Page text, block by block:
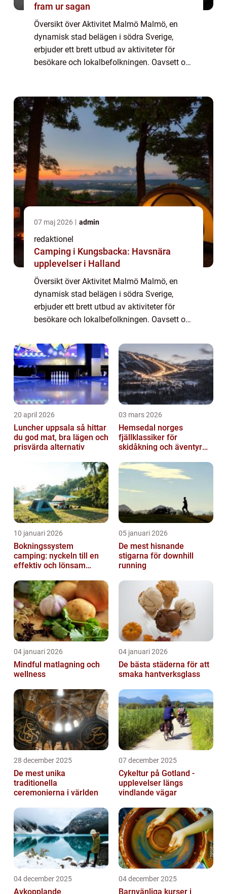
fram ur sagan
Översikt över Aktivitet Malmö Malmö, en
dynamisk stad belägen i södra Sverige,
erbjuder ett brett utbud av aktiviteter för
besökare och lokalbefolkningen. Oavsett om
07 maj 2026 admin
redaktionel
Camping i Kungsbacka: Havsnära
upplevelser i Halland
Översikt över Aktivitet Malmö Malmö, en
dynamisk stad belägen i södra Sverige,
erbjuder ett brett utbud av aktiviteter för
besökare och lokalbefolkningen. Oavsett om
upplevelser eller avkoppling i vacker na...
20 april 2026
Luncher uppsala så hittar
du god mat, bra lägen och
prisvärda alternativ
03 mars 2026
Hemsedal norges
fjällklassiker för
skidåkning och äventyr
10 januari 2026
Bokningssystem
camping: nyckeln till en
effektiv och lönsam
05 januari 2026
De mest hisnande
stigarna för downhill
running
04 januari 2026
Mindful matlagning och
wellness
04 januari 2026
De bästa städerna för att
smaka hantverksglass
28 december 2025
De mest unika
traditionella
ceremonierna i världen
07 december 2025
Cykeltur på Gotland -
upplevelser längs
vindlande vägar
04 december 2025
Avkopplande
04 december 2025
Barnvänliga kurser i